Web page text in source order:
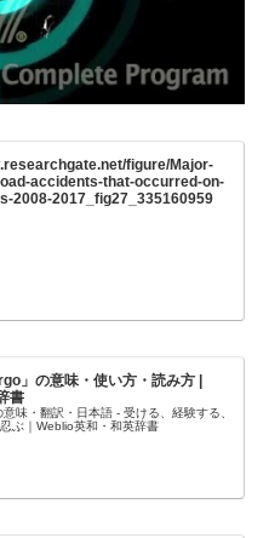
figure/Major-
accidents-that-occurred-on-
2008-2017_fig27_335160959
」の意味・使い方・読み方 |
書
意味・翻訳・日本語 - 受ける、経験する、
ぶ｜Weblio英和・和英辞書